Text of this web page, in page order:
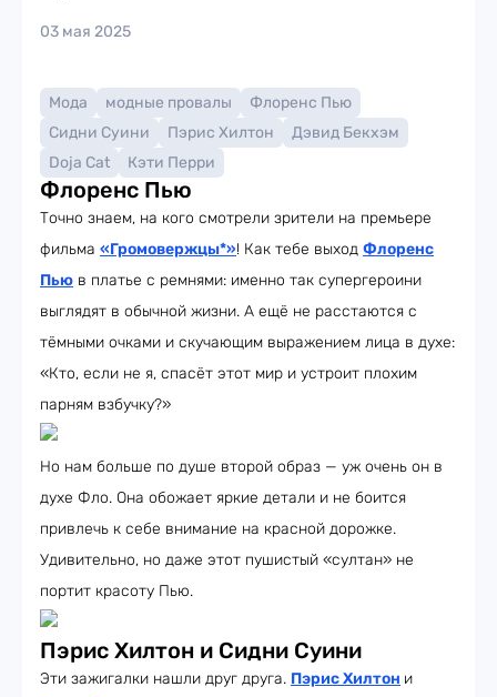
03 мая 2025
Мода модные провалы
Флоренс Пью
Сидни Суини
Пэрис Хилтон
Дэвид Бекхэм
Doja Cat
Кэти Перри
Флоренс Пью
Точно знаем, на кого смотрели зрители на премьере
фильма «Громовержцы*»! Как тебе выход Флоренс
Пью в платье с ремнями: именно так супергероини
выглядят в обычной жизни. А ещё не расстаются с
тёмными очками и скучающим выражением лица в духе:
«Кто, если не я, спасёт этот мир и устроит плохим
парням взбучку?»
Но нам больше по душе второй образ — уж очень он в
духе Фло. Она обожает яркие детали и не боится
привлечь к себе внимание на красной дорожке.
Удивительно, но даже этот пушистый «султан» не
портит красоту Пью.
Пэрис Хилтон и Сидни Суини
Эти зажигалки нашли друг друга. Пэрис Хилтон и